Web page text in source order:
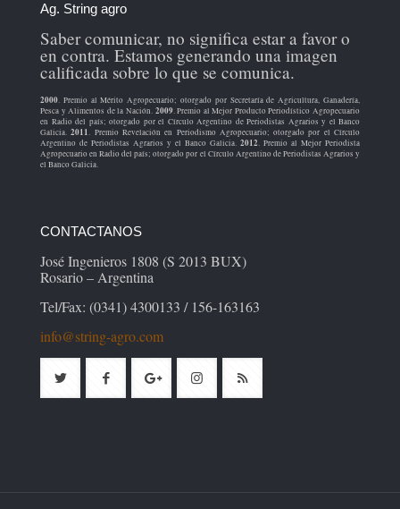
Ag. String agro
Saber comunicar, no significa estar a favor o
en contra. Estamos generando una imagen
calificada sobre lo que se comunica.
2000. Premio al Mérito Agropecuario; otorgado por Secretaría de Agricultura, Ganadería,
Pesca y Alimentos de la Nación. 2009. Premio al Mejor Producto Periodístico Agropecuario
en Radio del país; otorgado por el Círculo Argentino de Periodistas Agrarios y el Banco
Galicia.2011. Premio Revelación en Periodismo Agropecuario; otorgado por el Círculo
Argentino de Periodistas Agrarios y el Banco Galicia. 2012. Premio al Mejor Periodista
Agropecuario en Radio del país; otorgado por el Círculo Argentino de Periodistas Agrarios y
el Banco Galicia.
CONTACTANOS
José Ingenieros 1808 (S 2013 BUX)
Rosario – Argentina
Tel/Fax: (0341) 4300133 / 156-163163
info@string-agro.com